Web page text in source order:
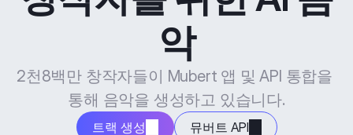
악
2천8백만 창작자들이 Mubert 앱 및 API 통합을
통해 음악을 생성하고 있습니다.
트랙 생성 뮤버트 API